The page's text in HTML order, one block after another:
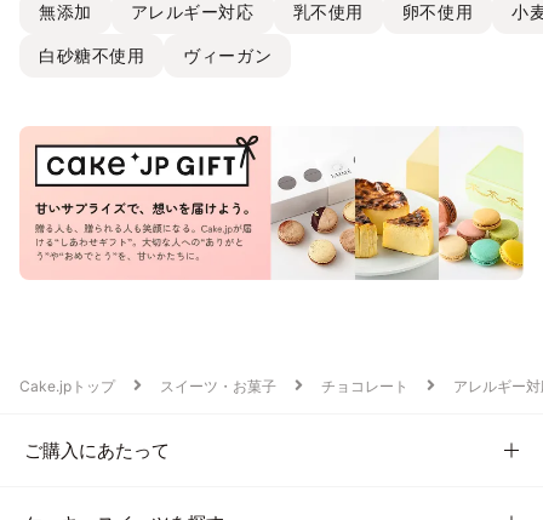
無添加 アレルギー対応 乳不使用 卵不使用 小
白砂糖不使用 ヴィーガン
Cake.jpトップ スイーツ・お菓子 チョコレート アレルギー
ご購入にあたって